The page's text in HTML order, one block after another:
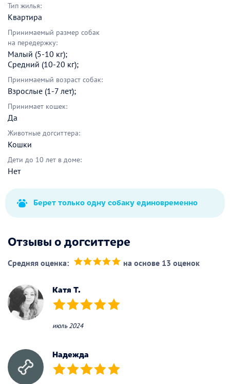
Тип жилья:
Квартира
Принимаемый размер собак
на передержку:
Малый (5-10 кг);
Средний (10-20 кг);
Принимаемый возраст собак:
Взрослые (1-7 лет);
Принимает кошек:
Да
Животные догситтера:
Кошки
Дети до 10 лет в доме:
Нет
Берет только одну собаку единовременно
Отзывы о догситтере
Средняя оценка: на основе 13 оценок
Катя Т.
(*) (*) (*) (*) (*)
июль 2024
Надежда
(*) (*) (*) (*) (*)